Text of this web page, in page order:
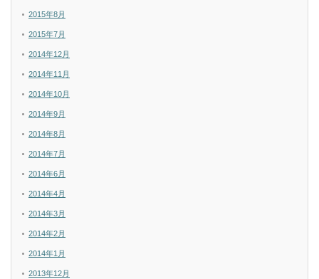
2015年8月
2015年7月
2014年12月
2014年11月
2014年10月
2014年9月
2014年8月
2014年7月
2014年6月
2014年4月
2014年3月
2014年2月
2014年1月
2013年12月